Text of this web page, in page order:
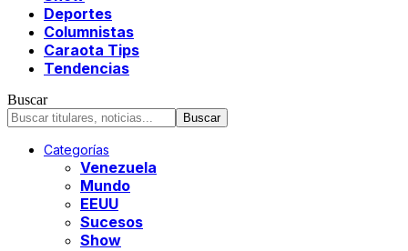
Deportes
Columnistas
Caraota Tips
Tendencias
Buscar
Categorías
Venezuela
Mundo
EEUU
Sucesos
Show